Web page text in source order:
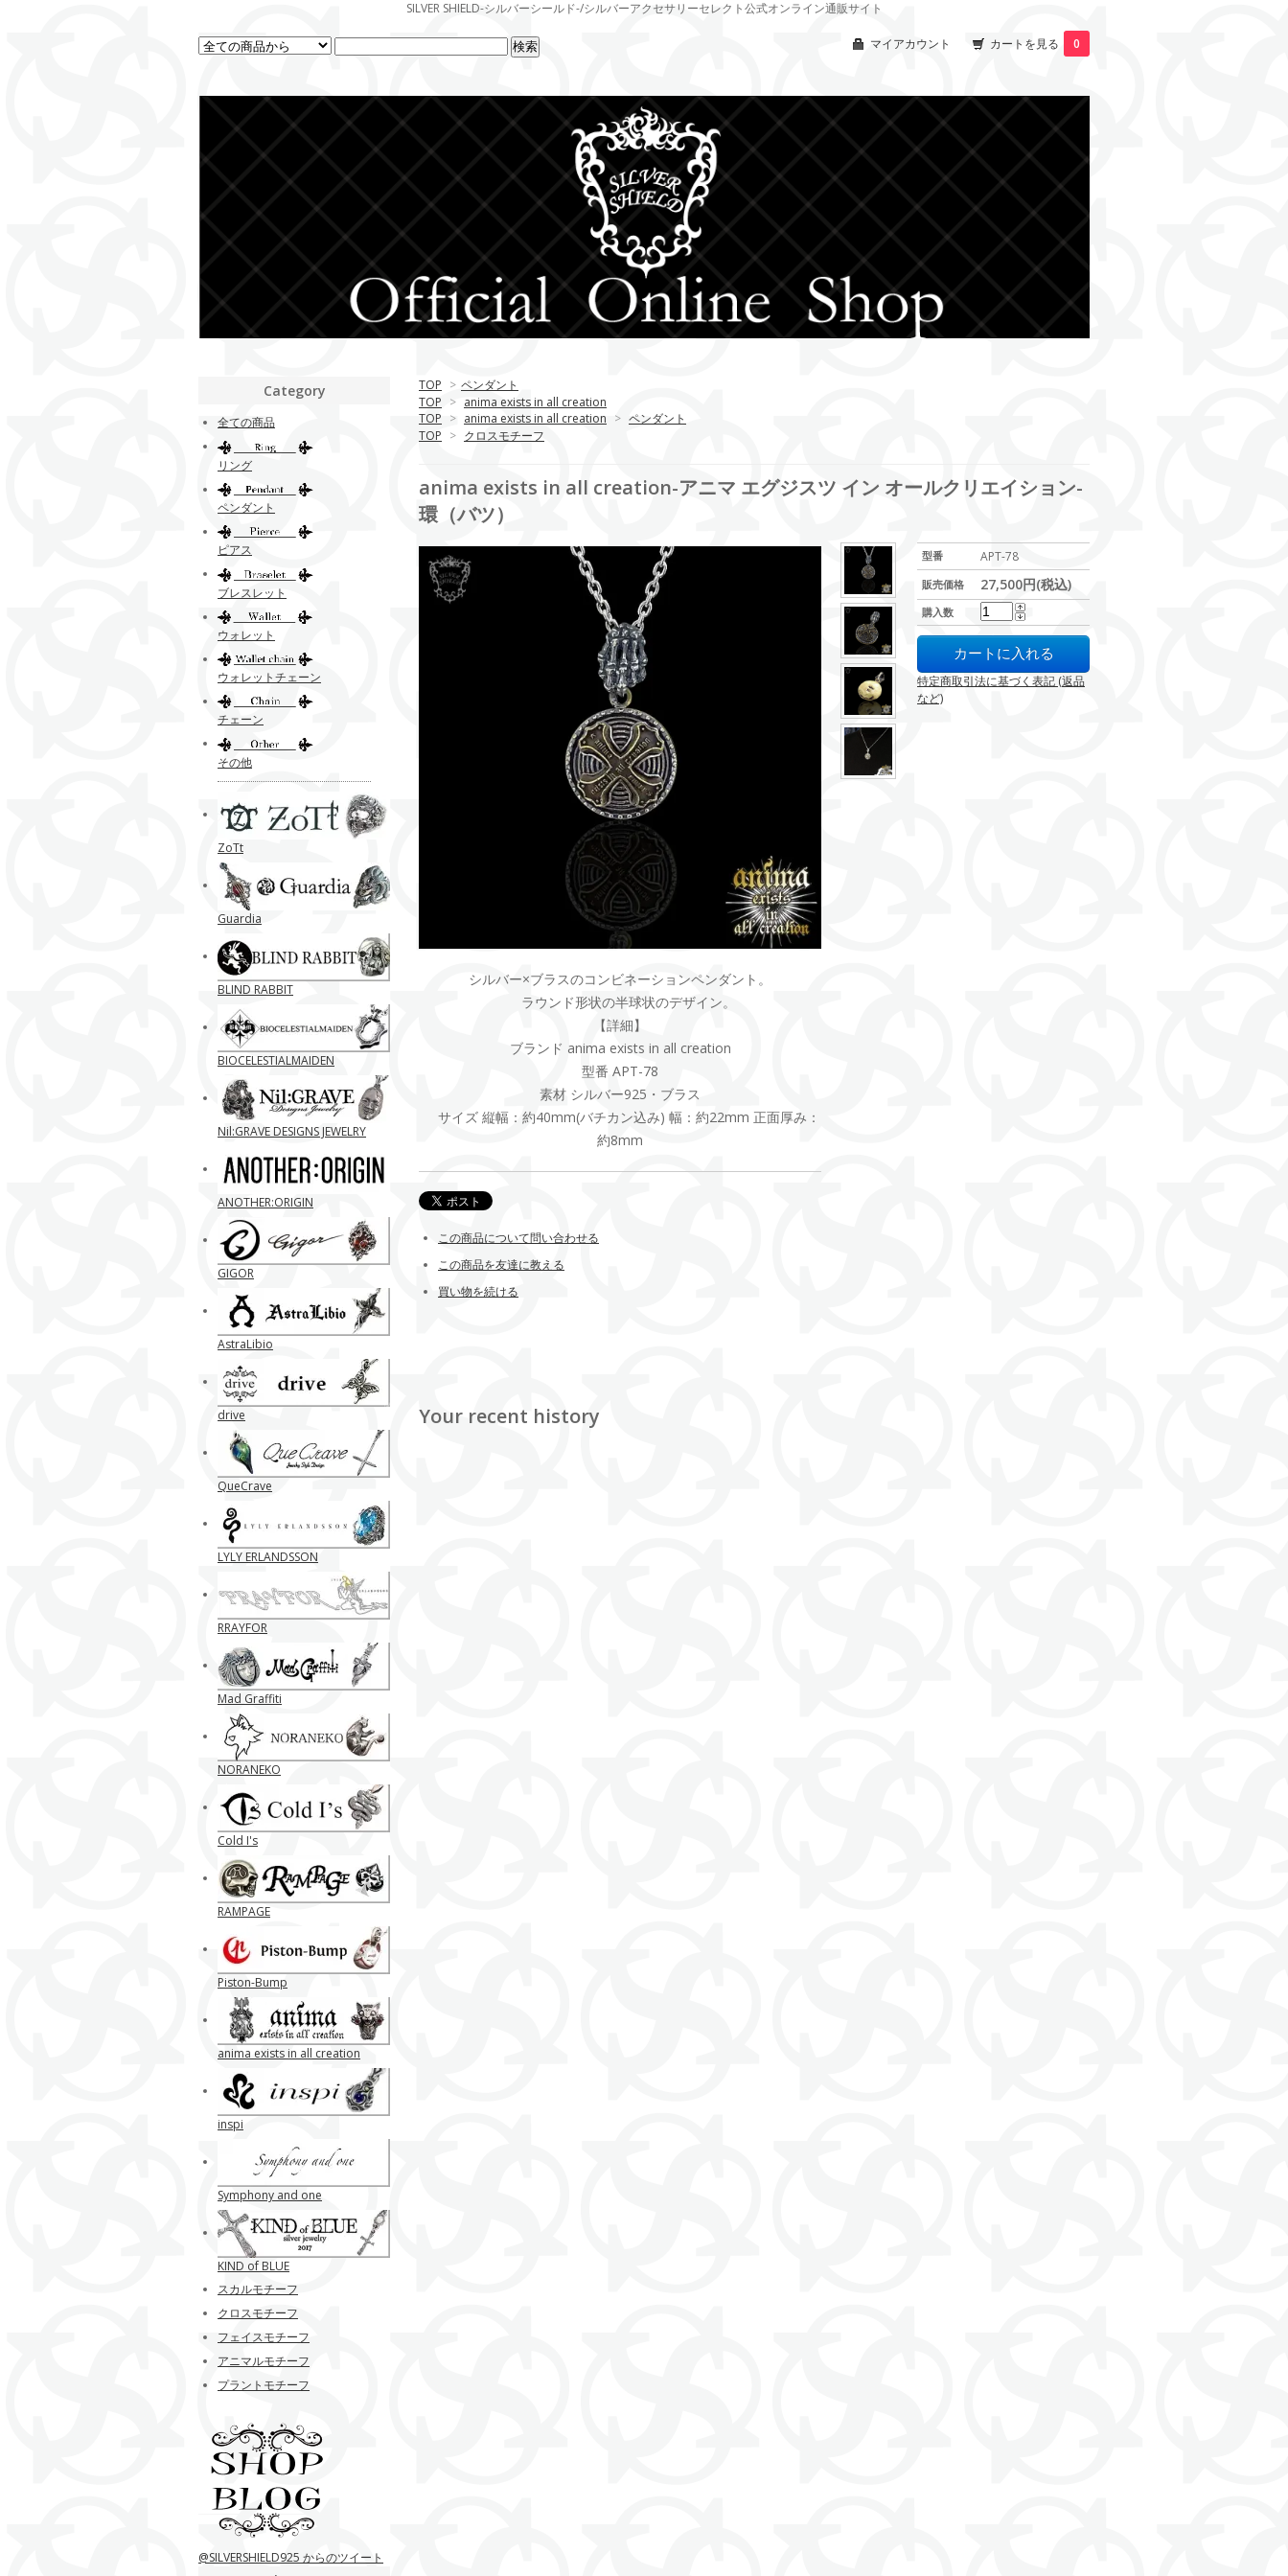
SILVER SHIELD-シルバーシールド-/シルバーアクセサリーセレクト公式オンライン通販サイト
マイアカウント カートを見る 0
TOP > ペンダント
TOP > anima exists in all creation
TOP > anima exists in all creation > ペンダント
TOP > クロスモチーフ
anima exists in all creation-アニマ エグジスツ イン オールクリエイション-
環（バツ）
型番 APT-78
販売価格 27,500円(税込)
購入数
特定商取引法に基づく表記 (返品
など)
シルバー×ブラスのコンビネーションペンダント。
ラウンド形状の半球状のデザイン。
【詳細】
ブランド anima exists in all creation
型番 APT-78
素材 シルバー925・ブラス
サイズ 縦幅：約40mm(バチカン込み) 幅：約22mm 正面厚み：
約8mm
この商品について問い合わせる
この商品を友達に教える
買い物を続ける
Your recent history
Category
全ての商品
リング
ペンダント
ピアス
ブレスレット
ウォレット
ウォレットチェーン
チェーン
その他
ZoTt
Guardia
BLIND RABBIT
BIOCELESTIALMAIDEN
Nil:GRAVE DESIGNS JEWELRY
ANOTHER:ORIGIN
GIGOR
AstraLibio
drive
QueCrave
LYLY ERLANDSSON
RRAYFOR
Mad Graffiti
NORANEKO
Cold I's
RAMPAGE
Piston-Bump
anima exists in all creation
inspi
Symphony and one
KIND of BLUE
スカルモチーフ
クロスモチーフ
フェイスモチーフ
アニマルモチーフ
プラントモチーフ
@SILVERSHIELD925 からのツイート